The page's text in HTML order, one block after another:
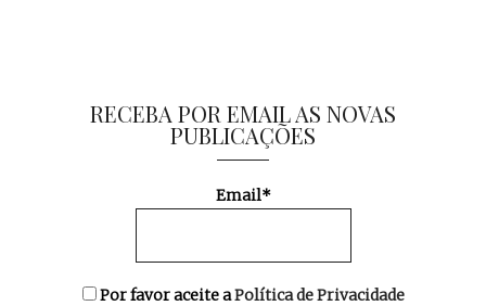
RECEBA POR EMAIL AS NOVAS
PUBLICAÇÕES
Email*
Por favor aceite aPolítica de Privacidade